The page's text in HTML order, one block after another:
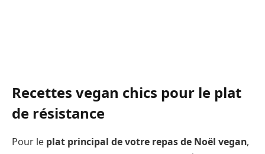
Recettes vegan chics pour le plat
de résistance
Pour le plat principal de votre repas de Noël vegan,